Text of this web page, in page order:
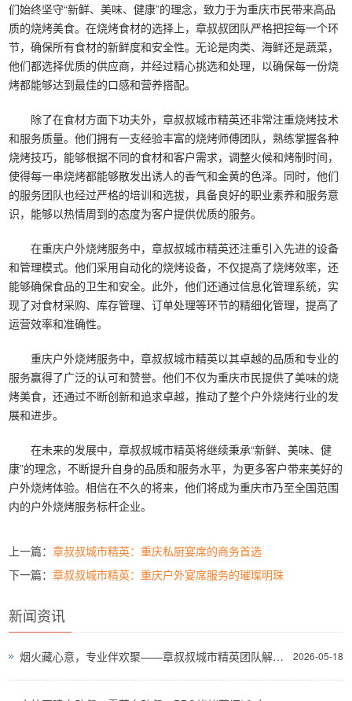
们始终坚守“新鲜、美味、健康”的理念，致力于为重庆市民带来高品
质的烧烤美食。在烧烤食材的选择上，章叔叔团队严格把控每一个环
节，确保所有食材的新鲜度和安全性。无论是肉类、海鲜还是蔬菜，
他们都选择优质的供应商，并经过精心挑选和处理，以确保每一份烧
烤都能够达到最佳的口感和营养搭配。
除了在食材方面下功夫外，章叔叔城市精英还非常注重烧烤技术
和服务质量。他们拥有一支经验丰富的烧烤师傅团队，熟练掌握各种
烧烤技巧，能够根据不同的食材和客户需求，调整火候和烤制时间，
使得每一串烧烤都能够散发出诱人的香气和金黄的色泽。同时，他们
的服务团队也经过严格的培训和选拔，具备良好的职业素养和服务意
识，能够以热情周到的态度为客户提供优质的服务。
在重庆户外烧烤服务中，章叔叔城市精英还注重引入先进的设备
和管理模式。他们采用自动化的烧烤设备，不仅提高了烧烤效率，还
能够确保食品的卫生和安全。此外，他们还通过信息化管理系统，实
现了对食材采购、库存管理、订单处理等环节的精细化管理，提高了
运营效率和准确性。
重庆户外烧烤服务中，章叔叔城市精英以其卓越的品质和专业的
服务赢得了广泛的认可和赞誉。他们不仅为重庆市民提供了美味的烧
烤美食，还通过不断创新和追求卓越，推动了整个户外烧烤行业的发
展和进步。
在未来的发展中，章叔叔城市精英将继续秉承“新鲜、美味、健
康”的理念，不断提升自身的品质和服务水平，为更多客户带来美好的
户外烧烤体验。相信在不久的将来，他们将成为重庆市乃至全国范围
内的户外烧烤服务标杆企业。
上一篇：章叔叔城市精英：重庆私厨宴席的商务首选
下一篇：章叔叔城市精英：重庆户外宴席服务的璀璨明珠
新闻资讯
2026-05-18
烟火藏心意，专业伴欢聚——章叔叔城市精英团队解锁川渝坝坝宴新格调